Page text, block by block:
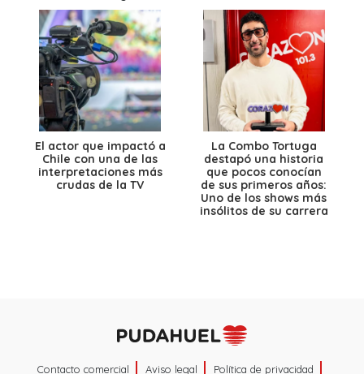
El actor que impactó a
Chile con una de las
interpretaciones más
crudas de la TV
La Combo Tortuga
destapó una historia
que pocos conocían
de sus primeros años:
Uno de los shows más
insólitos de su carrera
Contacto comercial Aviso legal
Política de privacidad